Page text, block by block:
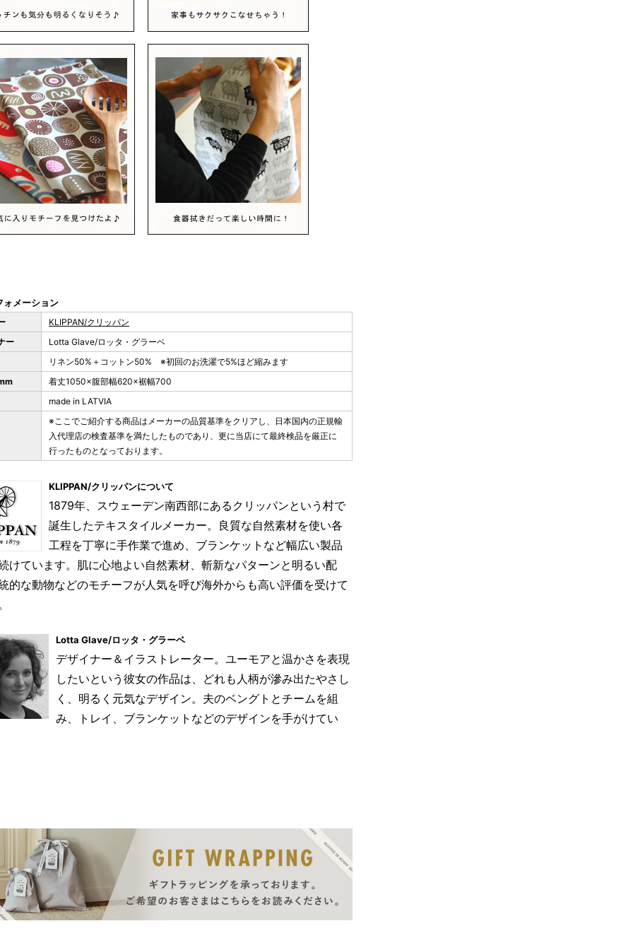
ォメーション
KLIPPAN/クリッパン
ー
Lotta Glave/ロッタ・グラーベ
リネン50%＋コットン50% ※初回のお洗濯で5%ほど縮みます
着丈1050×腹部幅620×裾幅700
made in LATVIA
※ここでご紹介する商品はメーカーの品質基準をクリアし、日本国内の正規輸
入代理店の検査基準を満たしたものであり、更に当店にて最終検品を厳正に
行ったものとなっております。
KLIPPAN/クリッパンについて
1879年、スウェーデン南西部にあるクリッパンという村で
誕生したテキスタイルメーカー。良質な自然素材を使い各
工程を丁寧に手作業で進め、ブランケットなど幅広い製品
けています。肌に心地よい自然素材、斬新なパターンと明るい配
的な動物などのモチーフが人気を呼び海外からも高い評価を受けて
Lotta Glave/ロッタ・グラーベ
デザイナー＆イラストレーター。ユーモアと温かさを表現
したいという彼女の作品は、どれも人柄が滲み出たやさし
く、明るく元気なデザイン。夫のベングトとチームを組
み、トレイ、ブランケットなどのデザインを手がけてい